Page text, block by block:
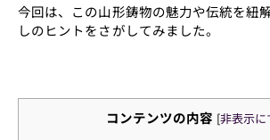
今回は、この山形鋳物の魅力や伝統を紐
しのヒントをさがしてみました。
コンテンツの内容 [非表示に